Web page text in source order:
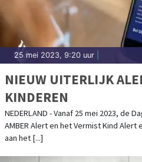
25 mei 2023, 9:20 uur
NIEUW UITERLIJK
KINDEREN
NEDERLAND - Vanaf 25 mei 2023, de
AMBER Alert en het Vermist Kind
aan het [...]